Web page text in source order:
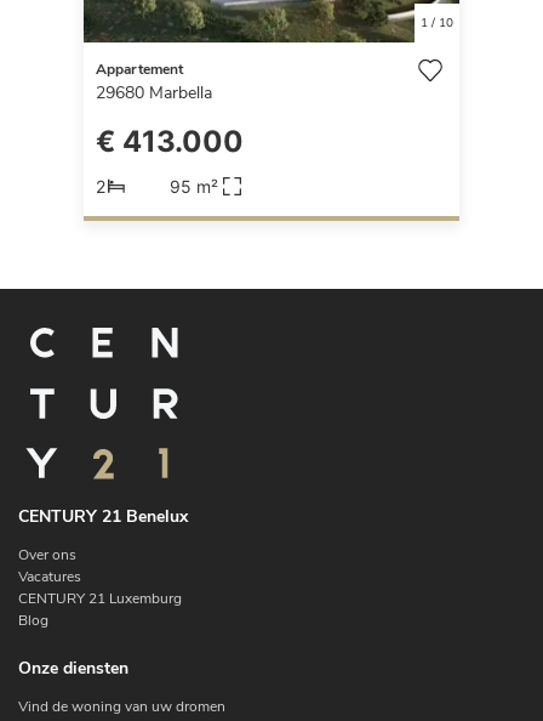
1/ 10
Appartement
29680 Marbella
€ 413.000
2 95 m²
CENTURY 21 Benelux
Over ons
Vacatures
CENTURY 21 Luxemburg
Blog
Onze diensten
Vind de woning van uw dromen